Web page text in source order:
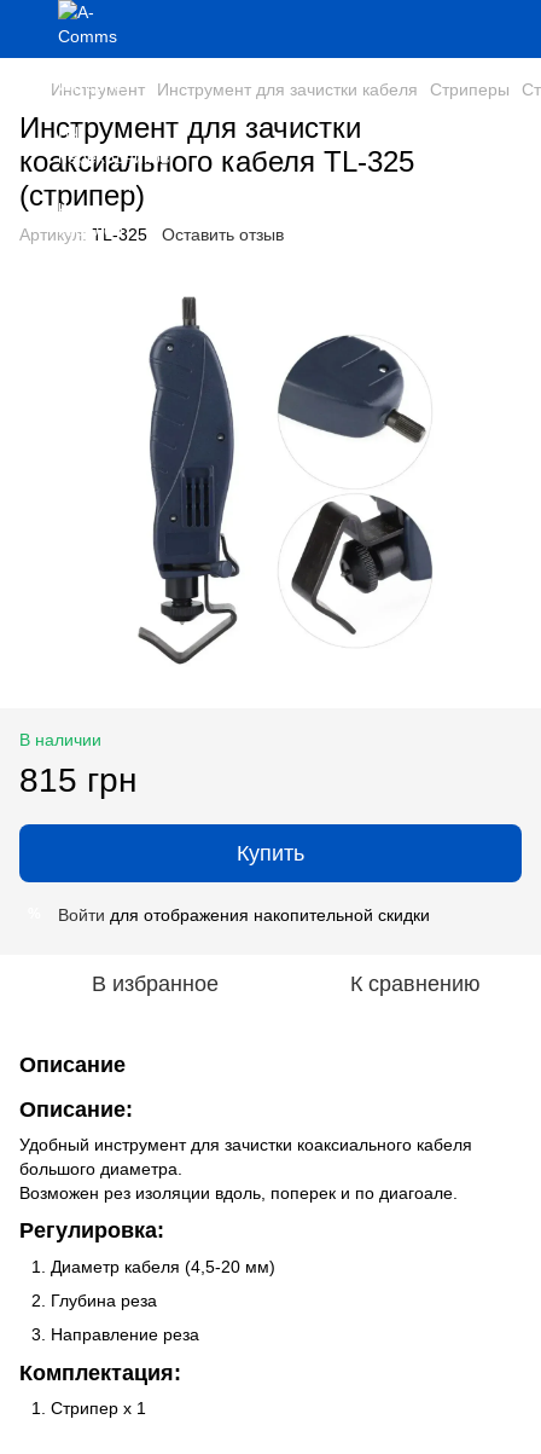
Инструмент Инструмент для зачистки кабеля Стриперы
Инструмент для зачистки
коаксиального кабеля TL-325
(стрипер)
Артикул: TL-325 Оставить отзыв
В наличии
815 грн
Купить
Войти для отображения накопительной скидки
В избранное К сравнению
Описание
Описание:
Удобный инструмент для зачистки коаксиального кабеля
большого диаметра.
Возможен рез изоляции вдоль, поперек и по диагоале.
Регулировка:
Диаметр кабеля (4,5-20 мм)
Глубина реза
Направление реза
Комплектация:
Стрипер х 1